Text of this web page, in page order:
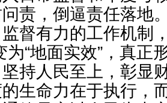
责，倒逼责任落地
督有力的工作机制
为“地面实效”，真
坚持人民至上，彰显
生命力在于执行，